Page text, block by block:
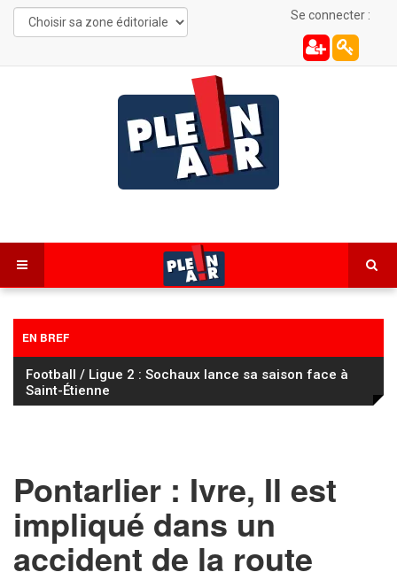
Se connecter :
EN BREF
Cyclisme : le Tour de France Femmes à l’assaut du
mont Ventoux
Pontarlier : Ivre, Il est
impliqué dans un
accident de la route